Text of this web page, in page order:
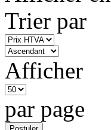
Trier par
Afficher
par page